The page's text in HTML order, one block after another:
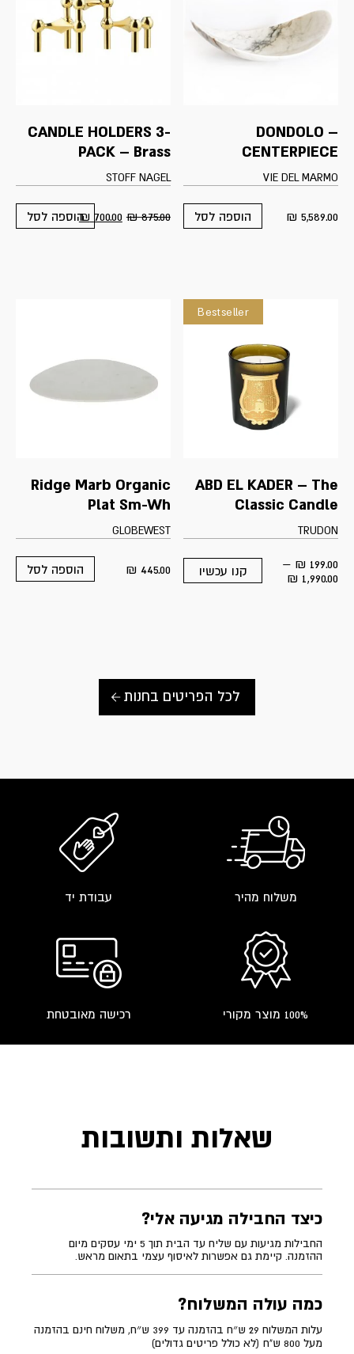
DONDOLO –
CENTERPIECE
VIE DEL MARMO
5,589.00
₪ הוספה לסל
CANDLE HOLDERS 3-
PACK – Brass
STOFF NAGEL
875.00
₪
700.00
₪הוספה לסל
Bestseller
ABD EL KADER – The
Classic Candle
TRUDON
199.00
₪
–
1,990.00
₪ קנו עכשיו
This
Ridge Marb Organic
Plat Sm-Wh
GLOBEWEST
445.00
₪ הוספה לסל
לכל הפריטים בחנות
משלוח מהיר עבודת יד
100% מוצר מקורי רכישה מאובטחת
שאלות ותשובות
כיצד החבילה מגיעה אלי?
החבילות מגיעות עם שליח עד הבית תוך 5 ימי עסקים מיום
ההזמנה. קיימת גם אפשרות לאיסוף עצמי בתאום מראש.
כמה עולה המשלוח?
עלות המשלוח 29 ש״ח בהזמנה עד 399 ש״ח, משלוח חינם בהזמנה
מעל 800 ש"ח (לא כולל פריטים גדולים)